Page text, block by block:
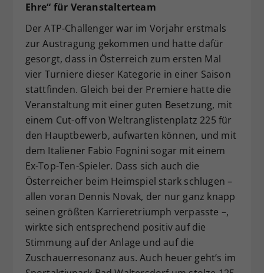
Ehre“ für Veranstalterteam
Der ATP-Challenger war im Vorjahr erstmals
zur Austragung gekommen und hatte dafür
gesorgt, dass in Österreich zum ersten Mal
vier Turniere dieser Kategorie in einer Saison
stattfinden. Gleich bei der Premiere hatte die
Veranstaltung mit einer guten Besetzung, mit
einem Cut-off von Weltranglistenplatz 225 für
den Hauptbewerb, aufwarten können, und mit
dem Italiener Fabio Fognini sogar mit einem
Ex-Top-Ten-Spieler. Dass sich auch die
Österreicher beim Heimspiel stark schlugen –
allen voran Dennis Novak, der nur ganz knapp
seinen größten Karrieretriumph verpasste –,
wirkte sich entsprechend positiv auf die
Stimmung auf der Anlage und auf die
Zuschauerresonanz aus. Auch heuer geht’s im